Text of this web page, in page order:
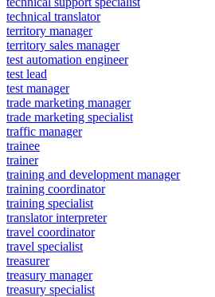
technical translator
territory manager
territory sales manager
test automation engineer
test lead
test manager
trade marketing manager
trade marketing specialist
traffic manager
trainee
trainer
training and development manager
training coordinator
training specialist
translator interpreter
travel coordinator
travel specialist
treasurer
treasury manager
treasury specialist